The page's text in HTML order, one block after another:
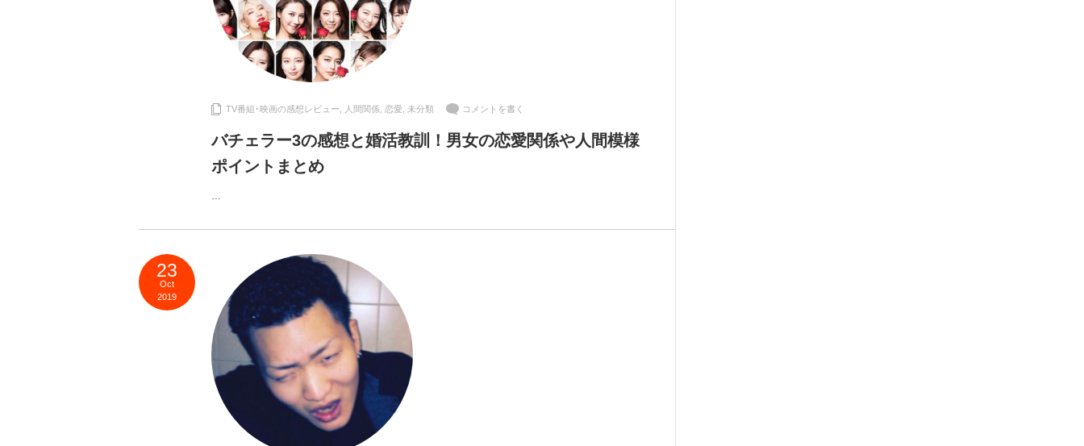
TV番組･映画の感想レビュー 人間関係 恋愛 未分類 コメントを書く
バチェラー3の感想と婚活教訓！男女の恋愛関係や人間模様
ポイントまとめ
…
23
Oct
2019